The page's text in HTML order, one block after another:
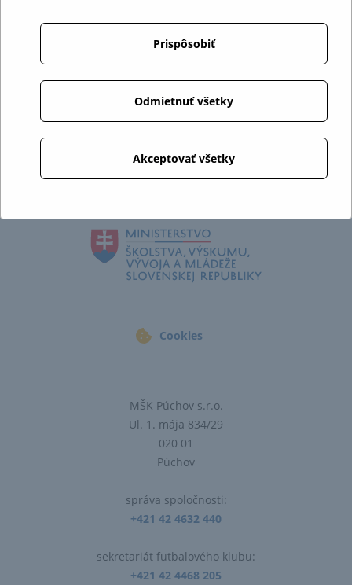
Cookies
MŠK Púchov s.r.o.
Ul. 1. mája 834/29
020 01
Púchov
správa spoločnosti:
+421 42 4632 440
sekretariát futbalového klubu:
+421 42 4468 205
Prispôsobiť
Odmietnuť všetky
Akceptovať všetky